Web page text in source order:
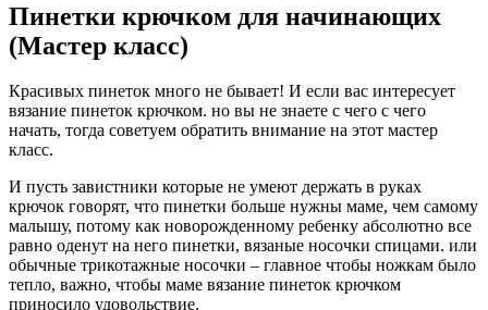
Пинетки крючком для начинающих
(Мастер класс)
Красивых пинеток много не бывает! И если вас интересует
вязание пинеток крючком. но вы не знаете с чего с чего
начать, тогда советуем обратить внимание на этот мастер
класс.
И пусть завистники которые не умеют держать в руках
крючок говорят, что пинетки больше нужны маме, чем самому
малышу, потому как новорожденному ребенку абсолютно все
равно оденут на него пинетки, вязаные носочки спицами. или
обычные трикотажные носочки – главное чтобы ножкам было
тепло, важно, чтобы маме вязание пинеток крючком
приносило удовольствие.